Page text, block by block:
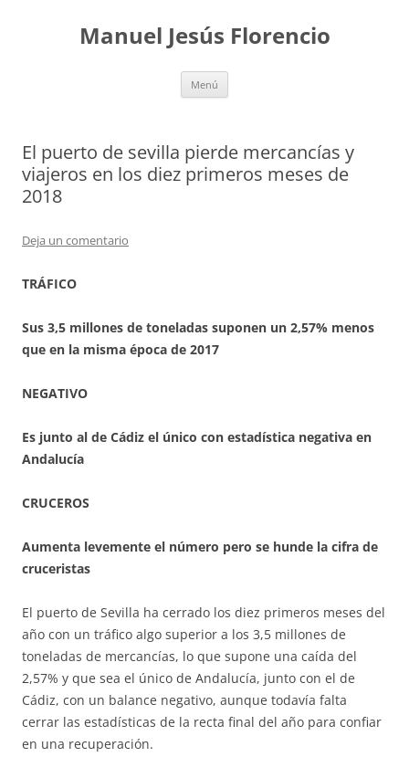
contenidoManuel Jesús Florencio
Menú
El puerto de sevilla pierde mercancías y
viajeros en los diez primeros meses de
2018
Deja un comentario
TRÁFICO
Sus 3,5 millones de toneladas suponen un 2,57% menos
que en la misma época de 2017
NEGATIVO
Es junto al de Cádiz el único con estadística negativa en
Andalucía
CRUCEROS
Aumenta levemente el número pero se hunde la cifra de
cruceristas
El puerto de Sevilla ha cerrado los diez primeros meses del
año con un tráfico algo superior a los 3,5 millones de
toneladas de mercancías, lo que supone una caída del
2,57% y que sea el único de Andalucía, junto con el de
Cádiz, con un balance negativo, aunque todavía falta
cerrar las estadísticas de la recta final del año para confiar
en una recuperación.